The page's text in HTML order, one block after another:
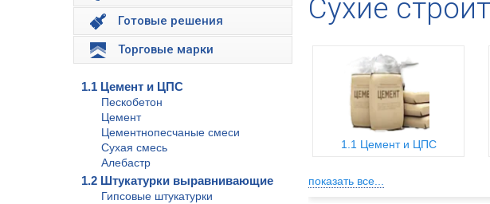
Готовые решения
Торговые марки
1.1 Цемент и ЦПС
Пескобетон
Цемент
Цементнопесчаные смеси
Сухая смесь
Алебастр
1.2 Штукатурки выравнивающие
Гипсовые штукатурки
Cухие
1.1 Цемент и ЦПС
показать все...